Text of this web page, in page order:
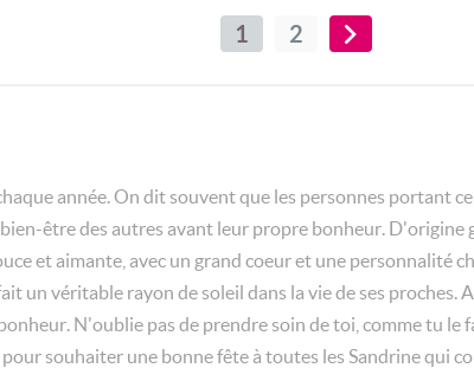
1 2
année. On dit souvent que les personnes portant
être des autres avant leur propre bonheur. D'origine
et aimante, avec un grand coeur et une personnalité
un véritable rayon de soleil dans la vie de ses proches.
N'oublie pas de prendre soin de toi, comme tu le
souhaiter une bonne fête à toutes les Sandrine qui